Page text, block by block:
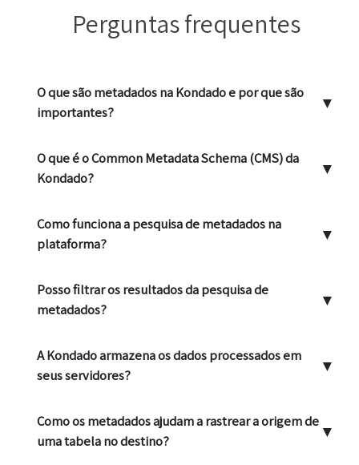
Perguntas frequentes
O que são metadados na Kondado e por que são
importantes?
▼
O que é o Common Metadata Schema (CMS) da
Kondado?
▼
Como funciona a pesquisa de metadados na
plataforma?
▼
Posso filtrar os resultados da pesquisa de
metadados?
▼
A Kondado armazena os dados processados em
seus servidores?
▼
Como os metadados ajudam a rastrear a origem de
uma tabela no destino?
▼